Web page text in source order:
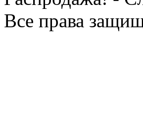
Все права